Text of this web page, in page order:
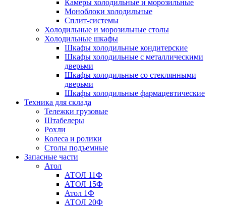
Камеры холодильные и морозильные
Моноблоки холодильные
Сплит-системы
Холодильные и морозильные столы
Холодильные шкафы
Шкафы холодильные кондитерские
Шкафы холодильные с металлическими
дверьми
Шкафы холодильные со стеклянными
дверьми
Шкафы холодильные фармацевтические
Техника для склада
Тележки грузовые
Штабелеры
Рохли
Колеса и ролики
Столы подъемные
Запасные части
Атол
АТОЛ 11Ф
АТОЛ 15Ф
Атол 1Ф
АТОЛ 20Ф